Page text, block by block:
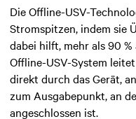
Die Offline-USV-
Stromspitzen, indem sie
dabei hilft, mehr als 90
Offline-USV-System
direkt durch das Gerät,
zum Ausgabepunkt,an
angeschlossen ist.